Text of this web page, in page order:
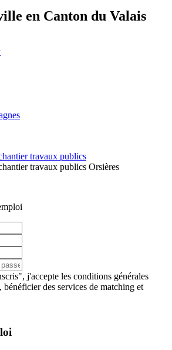
en Canton du Valais
travaux publics
travaux publics Orsières
j'accepte les conditions générales
des services de matching et